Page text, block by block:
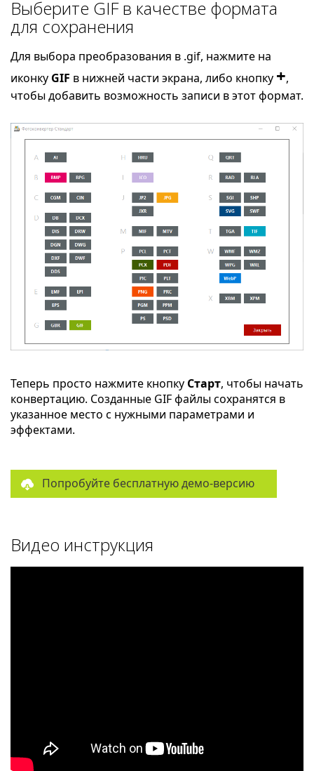
Выберите GIF в качестве формата
для сохранения
Для выбора преобразования в .gif, нажмите на
иконку GIF в нижней части экрана, либо кнопку +,
чтобы добавить возможность записи в этот формат.
Теперь просто нажмите кнопку Старт, чтобы начать
конвертацию. Созданные GIF файлы сохранятся в
указанное место с нужными параметрами и
эффектами.
Попробуйте бесплатную демо-версию
Видео инструкция